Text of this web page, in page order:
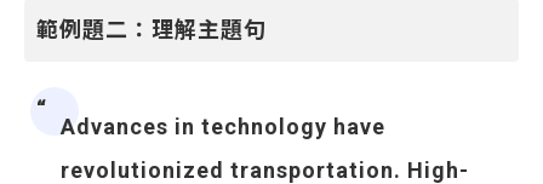
範例題二：理解主題句
Advances in technology have
revolutionized transportation. High-